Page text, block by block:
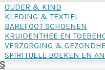
OUDER & KIND
KLEDING & TEXTIEL
BAREFOOT SCHOENEN
KRUIDENTHEE EN
VERZORGING &
SPIRITUELE BOEKEN EN